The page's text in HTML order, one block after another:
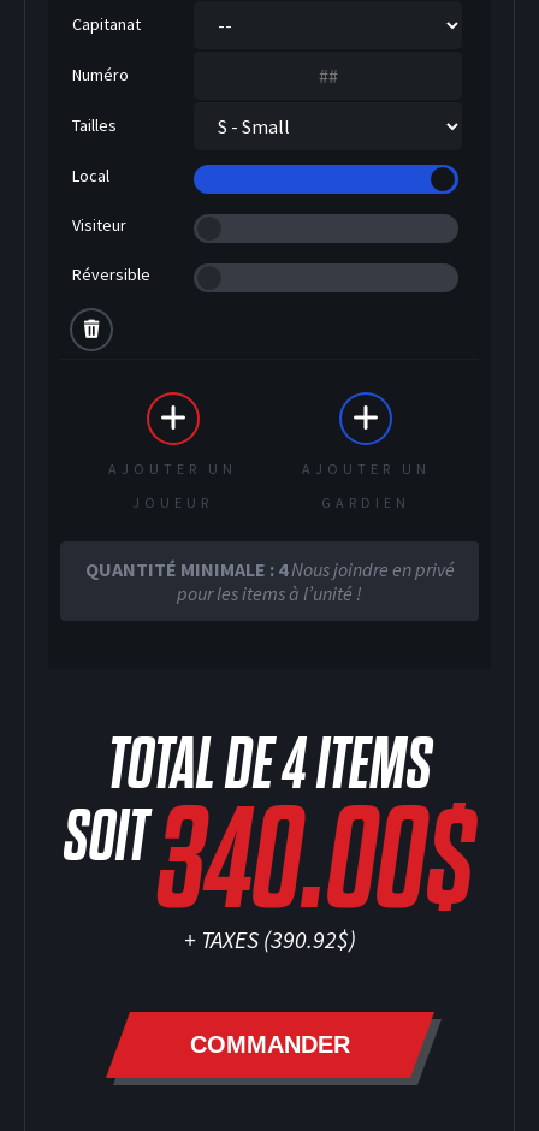
Capitanat
Numéro
Tailles
Local
Visiteur
Réversible
AJOUTER UN
JOUEUR
AJOUTER UN
GARDIEN
QUANTITÉ MINIMALE : 4Nous joindre en privé
pour les items à l’unité !
TOTAL DE4ITEMS
SOIT340.00$
+ TAXES (390.92$)
COMMANDER